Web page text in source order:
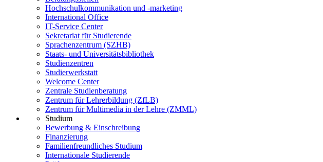
Hochschulkommunikation und -marketing
International Office
IT-Service Center
Sekretariat für Studierende
Sprachenzentrum (SZHB)
Staats- und Universitätsbibliothek
Studienzentren
Studierwerkstatt
Welcome Center
Zentrale Studienberatung
Zentrum für Lehrerbildung (ZfLB)
Zentrum für Multimedia in der Lehre (ZMML)
Studium
Bewerbung & Einschreibung
Finanzierung
Familienfreundliches Studium
Internationale Studierende